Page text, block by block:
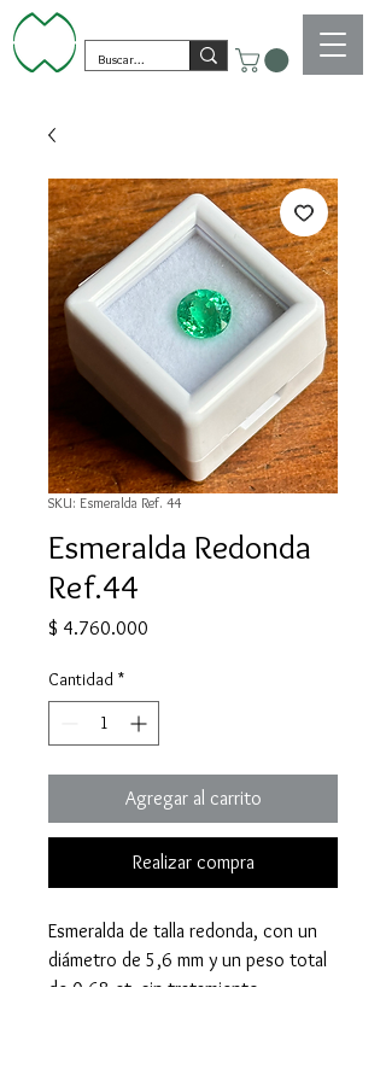
SKU: Esmeralda Ref. 44
Esmeralda Redonda
Ref.44
$ 4.760.000
Cantidad *
Agregar al carrito
Realizar compra
Esmeralda de talla redonda, con un
diámetro de 5,6 mm y un peso total
de 0,68 ct, sin tratamiento.